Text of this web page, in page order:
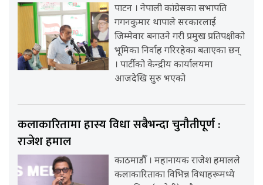
पाटन । नेपाली कांग्रेसका सभापति
गगनकुमार थापाले सरकारलाई
जिम्मेवार बनाउने गरी प्रमुख प्रतिपक्षीको
भूमिका निर्वाह गरिरहेका बताएका छन्
। पार्टीको केन्द्रीय कार्यालयमा
आजदेखि सुरु भएको
कलाकारितामा हास्य विधा सबैभन्दा चुनौतीपूर्ण :
राजेश हमाल
काठमाडौँ । महानायक राजेश हमालले
कलाकारिताका विभिन्न विधाहरूमध्ये